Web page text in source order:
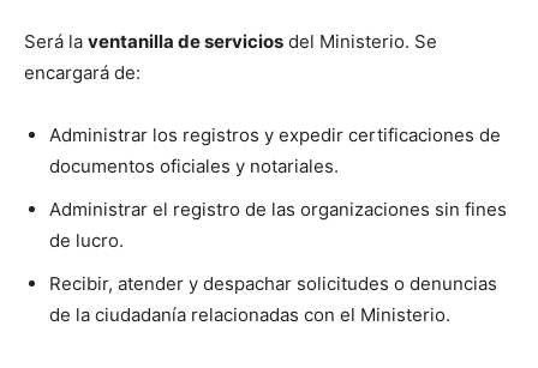
Será la ventanilla de servicios del Ministerio. Se
encargará de:
Administrar los registros y expedir certificaciones de
documentos oficiales y notariales.
Administrar el registro de las organizaciones sin fines
de lucro.
Recibir, atender y despachar solicitudes o denuncias
de la ciudadanía relacionadas con el Ministerio.